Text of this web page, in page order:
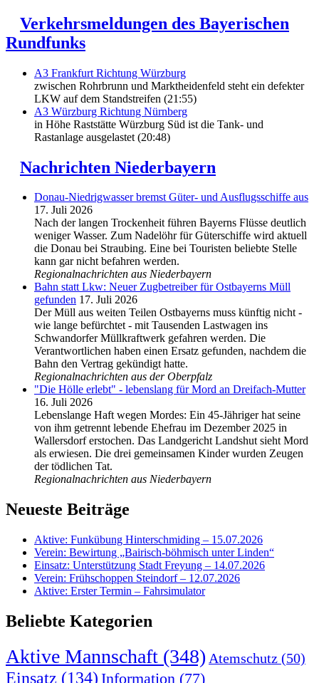
Verkehrsmeldungen des Bayerischen
Rundfunks
A3 Frankfurt Richtung Würzburg
zwischen Rohrbrunn und Marktheidenfeld steht ein defekter
LKW auf dem Standstreifen (21:55)
A3 Würzburg Richtung Nürnberg
in Höhe Raststätte Würzburg Süd ist die Tank- und
Rastanlage ausgelastet (20:48)
Nachrichten Niederbayern
Donau-Niedrigwasser bremst Güter- und Ausflugsschiffe aus
17. Juli 2026
Nach der langen Trockenheit führen Bayerns Flüsse deutlich
weniger Wasser. Zum Nadelöhr für Güterschiffe wird aktuell
die Donau bei Straubing. Eine bei Touristen beliebte Stelle
kann gar nicht befahren werden.
Regionalnachrichten aus Niederbayern
Bahn statt Lkw: Neuer Zugbetreiber für Ostbayerns Müll
gefunden 17. Juli 2026
Der Müll aus weiten Teilen Ostbayerns muss künftig nicht -
wie lange befürchtet - mit Tausenden Lastwagen ins
Schwandorfer Müllkraftwerk gefahren werden. Die
Verantwortlichen haben einen Ersatz gefunden, nachdem die
Bahn den Vertrag gekündigt hatte.
Regionalnachrichten aus der Oberpfalz
"Die Hölle erlebt" - lebenslang für Mord an Dreifach-Mutter
16. Juli 2026
Lebenslange Haft wegen Mordes: Ein 45-Jähriger hat seine
von ihm getrennt lebende Ehefrau im Dezember 2025 in
Wallersdorf erstochen. Das Landgericht Landshut sieht Mord
als erwiesen. Die drei gemeinsamen Kinder wurden Zeugen
der tödlichen Tat.
Regionalnachrichten aus Niederbayern
Neueste Beiträge
Aktive: Funkübung Hinterschmiding – 15.07.2026
Verein: Bewirtung „Bairisch-böhmisch unter Linden“
Einsatz: Unterstützung Stadt Freyung – 14.07.2026
Verein: Frühschoppen Steindorf – 12.07.2026
Aktive: Erster Termin – Fahrsimulator
Beliebte Kategorien
Aktive Mannschaft (348) Atemschutz (50)
Einsatz (134) Information (77)